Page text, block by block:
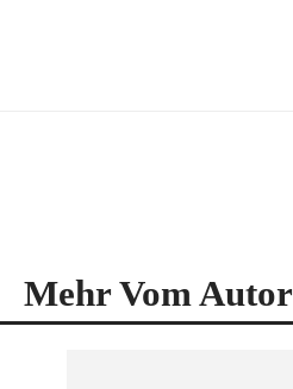
Mehr Vom Autor